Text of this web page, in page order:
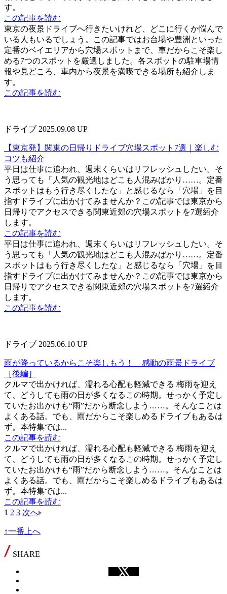
す。
この記事を読む
東京の夜景ドライブへ行きたいけれど、どこに行くか悩んで
いる人もいるでしょう。この記事ではお台場や豊洲といった
定番のベイエリアから穴場スポットまで、車だからこそ楽し
める7つのスポットを厳選しました。各スポットの駐車場情
報や見どころ、車内から夜景を満喫できる場所も紹介しま
す。
この記事を読む
ドライブ 2025.09.08 UP
【東京発】関東の日帰りドライブ穴場スポット7選｜楽しむ
コツも紹介
平日は仕事に追われ、週末くらいはリフレッシュしたい。そ
う思っても「人気の観光地はどこも人混みばかり……。定番
スポットはもう行き尽くしたな」と感じるなら「穴場」を目
指すドライブに出かけてみませんか？この記事では東京から
日帰りでアクセスできる関東近郊の穴場スポットを7選紹介
します。
この記事を読む
平日は仕事に追われ、週末くらいはリフレッシュしたい。そ
う思っても「人気の観光地はどこも人混みばかり……。定番
スポットはもう行き尽くしたな」と感じるなら「穴場」を目
指すドライブに出かけてみませんか？この記事では東京から
日帰りでアクセスできる関東近郊の穴場スポットを7選紹介
します。
この記事を読む
ドライブ 2025.06.10 UP
雨が降っているからこそ楽しもう！ 感動の雨景ドライブ
［後編］
クルマで出かければ、濡れる心配も軽減できる 梅雨を迎え
て、どうしても雨の日が多くなるこの時期。せっかく予定し
ていたお出かけも“雨”だから断念しよう……。そんなことは
よくある話。でも、雨だからこそ楽しめるドライブもあるは
ず。本特集では...
この記事を読む
クルマで出かければ、濡れる心配も軽減できる 梅雨を迎え
て、どうしても雨の日が多くなるこの時期。せっかく予定し
ていたお出かけも“雨”だから断念しよう……。そんなことは
よくある話。でも、雨だからこそ楽しめるドライブもあるは
ず。本特集では...
この記事を読む
1 2 3 次へ
↑一番上へ
SHARE